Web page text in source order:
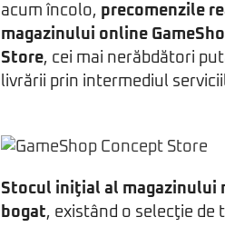
acum încolo, precomenzile
magazinului online
Store, cei mai nerăbdători
livrării prin intermediul
Stocul iniţial al magazinului
bogat, existând o selecţie